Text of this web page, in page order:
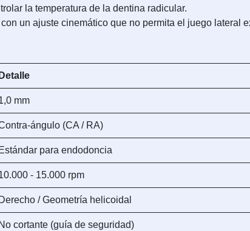
la temperatura de la dentina radicular.
un ajuste cinemático que no permita el juego lateral
Detalle
mm
ángulo (CA / RA)
Estándar para endodoncia
- 15.000 rpm
Derecho / Geometría helicoidal
No cortante (guía de seguridad)